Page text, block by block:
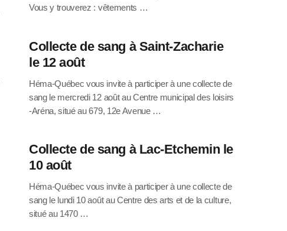
Vous y trouverez : vêtements …
Collecte de sang à Saint-Zacharie
le 12 août
Héma-Québec vous invite à participer à une collecte de
sang le mercredi 12 août au Centre municipal des loisirs
-Aréna, situé au 679, 12e Avenue …
Collecte de sang à Lac-Etchemin le
10 août
Héma-Québec vous invite à participer à une collecte de
sang le lundi 10 août au Centre des arts et de la culture,
situé au 1470 …